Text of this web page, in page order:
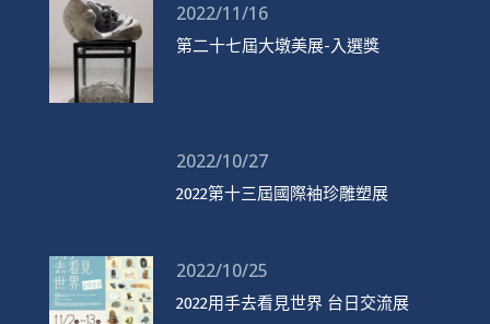
2022/11/16
第二十七屆大墩美展-入選獎
2022/10/27
2022第十三屆國際袖珍雕塑展
2022/10/25
2022用手去看見世界 台日交流展